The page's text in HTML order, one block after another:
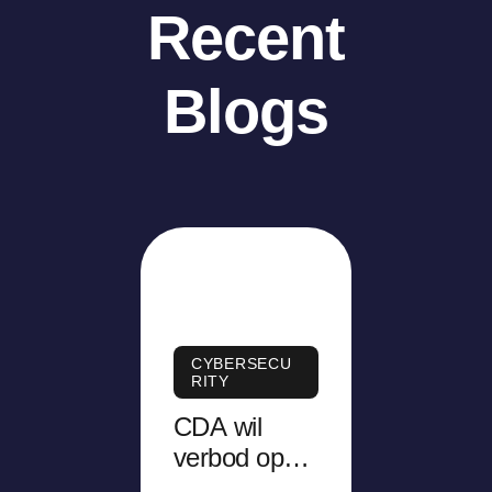
Recent
Blogs
CYBERSECU
RITY
CDA wil
verbod op